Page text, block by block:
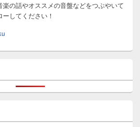
の話やオススメの音盤などをつぶやいて
してください！